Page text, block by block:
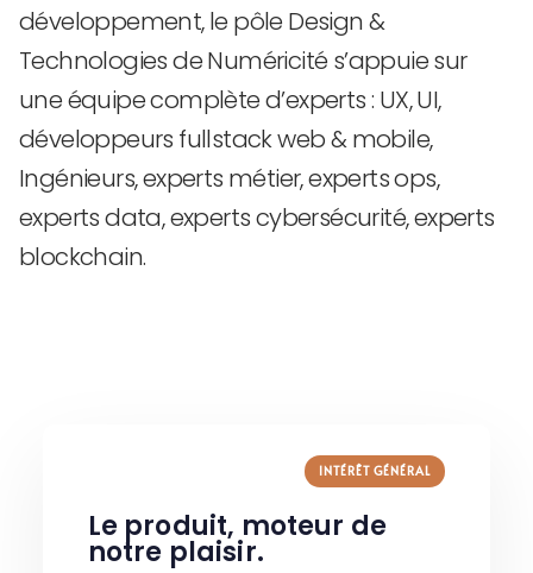
développement, le pôle Design &
Technologies de Numéricité s’appuie sur
une équipe complète d’experts : UX, UI,
développeurs fullstack web & mobile,
Ingénieurs, experts métier, experts ops,
experts data, experts cybersécurité, experts
blockchain.
INTÉRÊT GÉNÉRAL
Le produit, moteur de
notre plaisir.